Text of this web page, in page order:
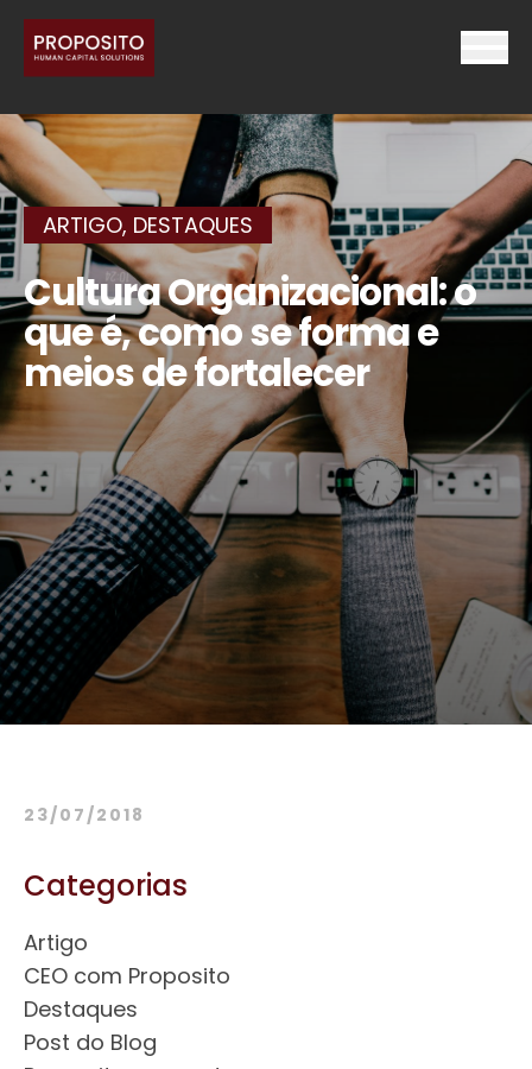
ARTIGO, DESTAQUES
Cultura Organizacional: o
que é, como se forma e
meios de fortalecer
23/07/2018
Categorias
Artigo
CEO com Proposito
Destaques
Post do Blog